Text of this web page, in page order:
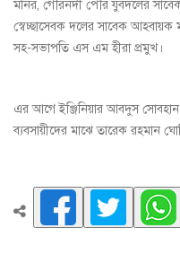
মনির, গৌরনদী পৌর যুবদলের
স্বেচ্ছাসেবক দলের সাবেক আহবায়ক
সহ-সভাপতি এস এম হীরা প্রমুখ।
এর আগে ইঞ্জিনিয়ার আবদুস সোবহান
ব্যবসায়ীদের মাঝে তারেক রহমান